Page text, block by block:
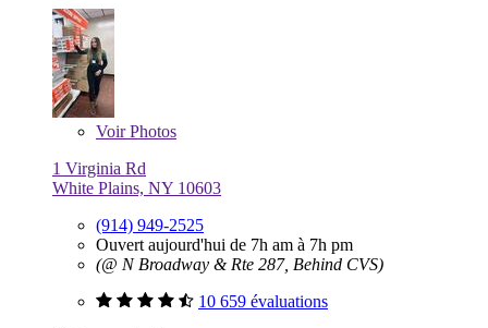
VoirPhotos
1 Virginia Rd
White Plains, NY 10603
(914) 949-2525
Ouvert aujourd'hui de 7h am à 7h pm
(@ N Broadway & Rte 287, Behind CVS)
10 659 évaluations